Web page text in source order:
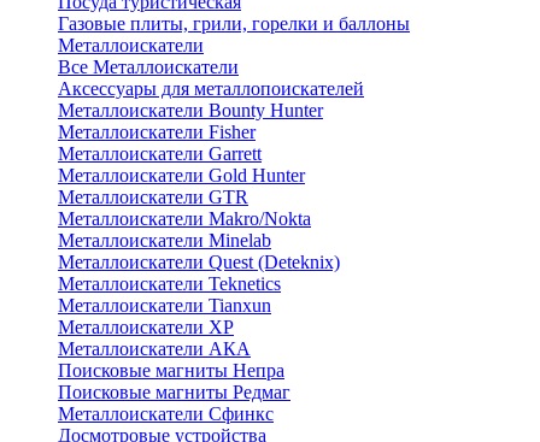
Газовые плиты, грили, горелки и баллоны
Металлоискатели
Все Металлоискатели
Аксессуары для металлопоискателей
Металлоискатели Bounty Hunter
Металлоискатели Fisher
Металлоискатели Garrett
Металлоискатели Gold Hunter
Металлоискатели GTR
Металлоискатели Makro/Nokta
Металлоискатели Minelab
Металлоискатели Quest (Deteknix)
Металлоискатели Teknetics
Металлоискатели Tianxun
Металлоискатели XP
Металлоискатели АКА
Поисковые магниты Непра
Поисковые магниты Редмаг
Металлоискатели Сфинкс
Досмотровые устройства